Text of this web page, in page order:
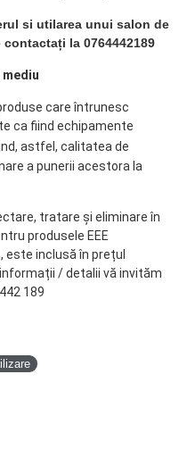
si utilarea unui salon de
la 0764442189
care întrunesc
ca fiind echipamente
astfel, calitatea de
a punerii acestora la
tratare și eliminare în
produsele EEE
este inclusă în prețul
/ detalii vă invităm
189